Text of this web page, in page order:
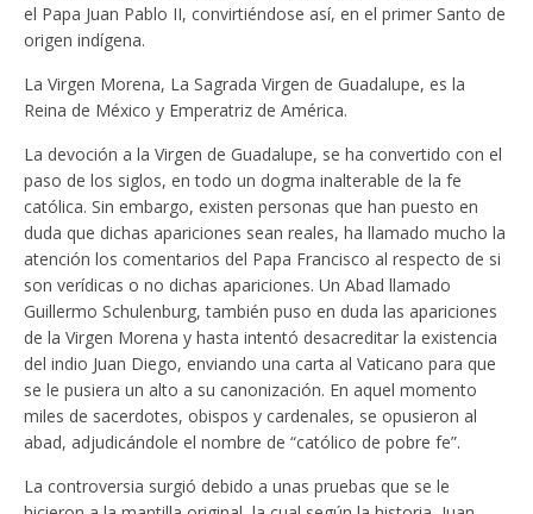
el Papa Juan Pablo II, convirtiéndose así, en el primer Santo de
origen indígena.
La Virgen Morena, La Sagrada Virgen de Guadalupe, es la
Reina de México y Emperatriz de América.
La devoción a la Virgen de Guadalupe, se ha convertido con el
paso de los siglos, en todo un dogma inalterable de la fe
católica. Sin embargo, existen personas que han puesto en
duda que dichas apariciones sean reales, ha llamado mucho la
atención los comentarios del Papa Francisco al respecto de si
son verídicas o no dichas apariciones. Un Abad llamado
Guillermo Schulenburg, también puso en duda las apariciones
de la Virgen Morena y hasta intentó desacreditar la existencia
del indio Juan Diego, enviando una carta al Vaticano para que
se le pusiera un alto a su canonización. En aquel momento
miles de sacerdotes, obispos y cardenales, se opusieron al
abad, adjudicándole el nombre de “católico de pobre fe”.
La controversia surgió debido a unas pruebas que se le